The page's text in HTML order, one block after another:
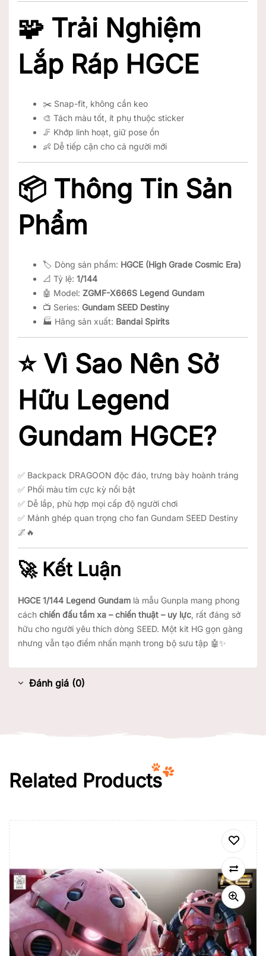
🧩 Trải Nghiệm
Lắp Ráp HGCE
✂️ Snap-fit, không cần keo
🎨 Tách màu tốt, ít phụ thuộc sticker
🦵 Khớp linh hoạt, giữ pose ổn
👶 Dễ tiếp cận cho cả người mới
📦 Thông Tin Sản
Phẩm
🏷️ Dòng sản phẩm: HGCE (High Grade Cosmic Era)
📐 Tỷ lệ: 1/144
🤖 Model: ZGMF-X666S Legend Gundam
📺 Series: Gundam SEED Destiny
🏭 Hãng sản xuất: Bandai Spirits
⭐ Vì Sao Nên Sở
Hữu Legend
Gundam HGCE?
✅ Backpack DRAGOON độc đáo, trưng bày hoành tráng
✅ Phối màu tím cực kỳ nổi bật
✅ Dễ lắp, phù hợp mọi cấp độ người chơi
✅ Mảnh ghép quan trọng cho fan Gundam SEED Destiny
🌌🔥
🚀 Kết Luận
HGCE 1/144 Legend Gundam là mẫu Gunpla mang phong
cách chiến đấu tầm xa – chiến thuật – uy lực, rất đáng sở
hữu cho người yêu thích dòng SEED. Một kit HG gọn gàng
nhưng vẫn tạo điểm nhấn mạnh trong bộ sưu tập 🤖✨
Đánh giá (0)
Related Products